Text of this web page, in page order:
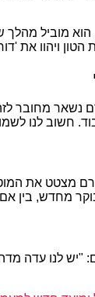
מוביל
ויהוו את
נשאר מחובר
חשוב לנו
מצטט את
מחדש, בין
"יש לנו עדה